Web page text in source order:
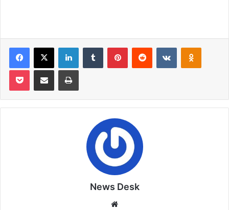
Facebook
X LinkedInTumblr PinterestReddit VKontakte
Pocket Share via Email Print
News Desk